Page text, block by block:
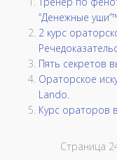
“Денежные
2 курс
Пять секретов
Ораторское
Lando.
Курс ораторов
Страница